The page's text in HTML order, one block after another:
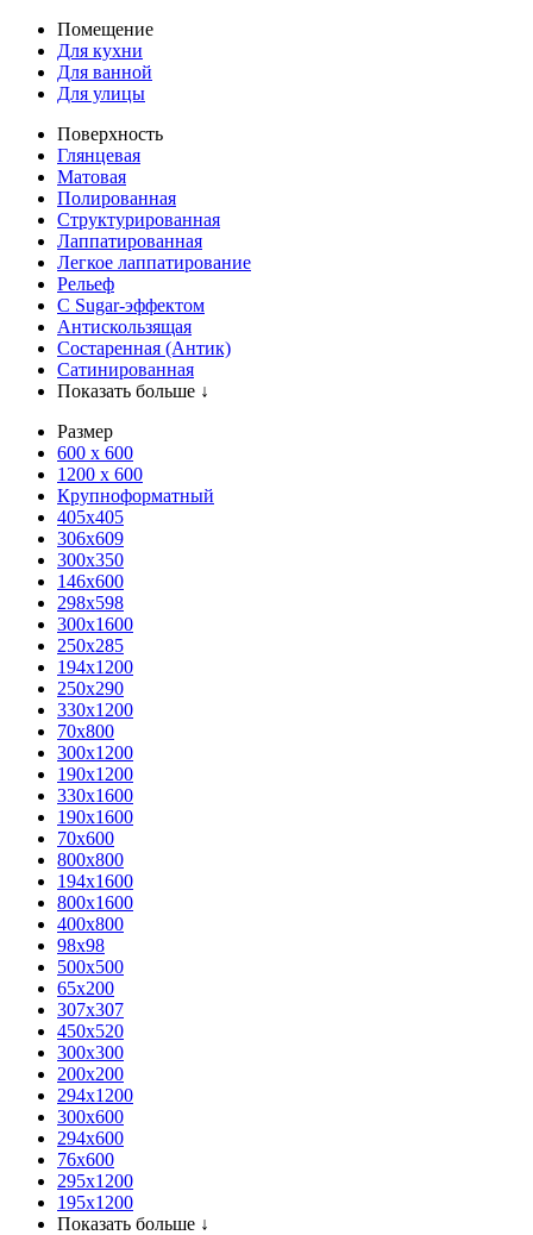
Помещение
Для кухни
Для ванной
Для улицы
Поверхность
Глянцевая
Матовая
Полированная
Структурированная
Лаппатированная
Легкое лаппатирование
Рельеф
С Sugar-эффектом
Антискользящая
Состаренная (Антик)
Сатинированная
Показать больше ↓
Размер
600 х 600
1200 х 600
Крупноформатный
405x405
306x609
300x350
146x600
298x598
300x1600
250x285
194x1200
250x290
330x1200
70x800
300x1200
190x1200
330x1600
190x1600
70x600
800x800
194x1600
800x1600
400х800
98x98
500x500
65x200
307x307
450x520
300x300
200x200
294x1200
300x600
294x600
76х600
295х1200
195х1200
Показать больше ↓